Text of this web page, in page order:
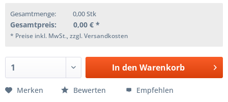
Gesamtmenge: 0,00Stk
Gesamtpreis: 0,00 € *
* Preise inkl. MwSt., zzgl. Versandkosten
In den Warenkorb
Merken Bewerten Empfehlen